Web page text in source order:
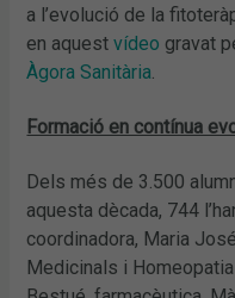
a l’evolució de la
en aquestvídeo gravat
Àgora Sanitària.
Formació en contínua
Dels més de 3.500
aquesta dècada, 744
coordinadora, Maria
Medicinals i